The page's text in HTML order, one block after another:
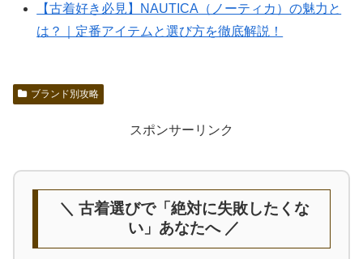
【古着好き必見】NAUTICA（ノーティカ）の魅力と
は？｜定番アイテムと選び方を徹底解説！
ブランド別攻略
スポンサーリンク
＼ 古着選びで「絶対に失敗したくな
い」あなたへ ／